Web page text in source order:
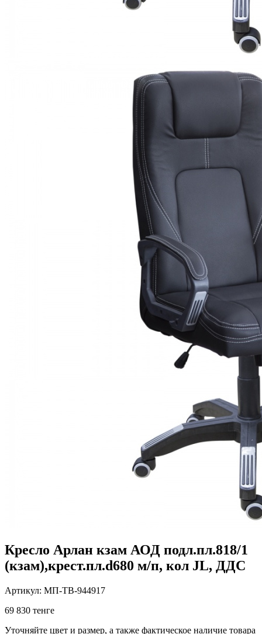
Кресло Арлан кзам АОД подл.пл.818/1
(кзам),крест.пл.d680 м/п, кол JL, ДДС
Артикул: МП-ТВ-944917
69 830 тенге
Уточняйте цвет и размер, а также фактическое наличие товара